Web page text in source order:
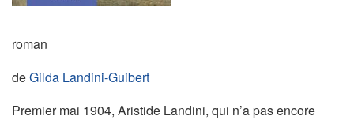
roman
deGilda Landini-Guibert
Premier mai 1904, Aristide Landini, qui n’a pas encore